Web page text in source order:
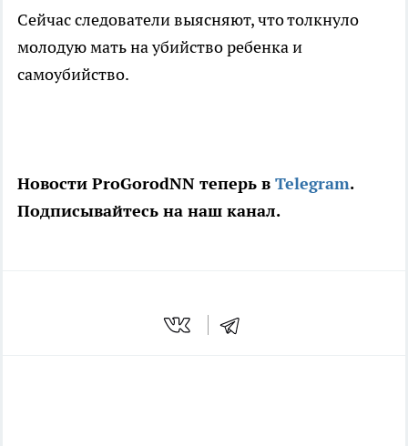
Сейчас следователи выясняют, что толкнуло
молодую мать на убийство ребенка и
самоубийство.
Новости ProGorodNN теперь в Telegram.
Подписывайтесь на наш канал.